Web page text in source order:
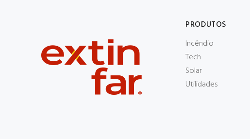
PRODUTOS
Incêndio
Tech
Solar
Utilidades